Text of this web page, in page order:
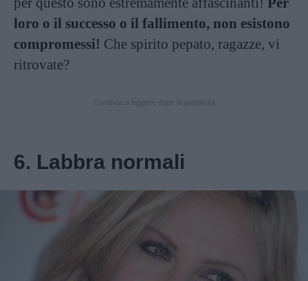
loro o il successo o il fallimento, non esistono
compromessi! Che spirito pepato, ragazze, vi
ritrovate?
6. Labbra normali